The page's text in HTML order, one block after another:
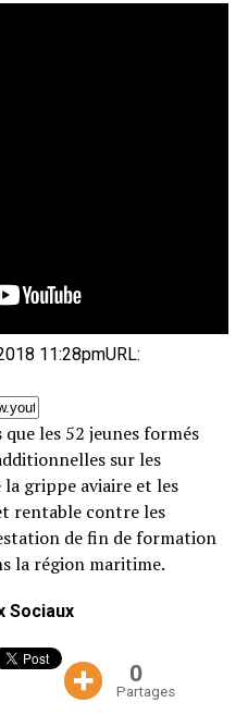
11:28pmURL:
que les 52 jeunes formés
sur les
grippe aviaire et les
rentable contre les
de fin de formation
la région maritime.
Sociaux
0
Partages